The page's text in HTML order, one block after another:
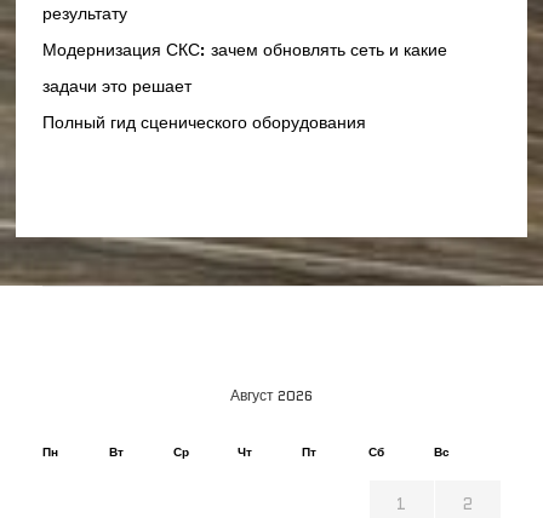
результату
Модернизация СКС: зачем обновлять сеть и какие
задачи это решает
Полный гид сценического оборудования
Август 2026
Пн Вт Ср Чт Пт Сб Вс
1 2